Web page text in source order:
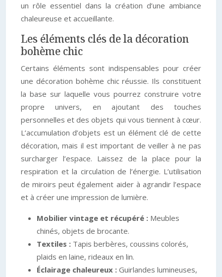
un rôle essentiel dans la création d’une ambiance
chaleureuse et accueillante.
Les éléments clés de la décoration
bohème chic
Certains éléments sont indispensables pour créer
une décoration bohème chic réussie. Ils constituent
la base sur laquelle vous pourrez construire votre
propre univers, en ajoutant des touches
personnelles et des objets qui vous tiennent à cœur.
L’accumulation d’objets est un élément clé de cette
décoration, mais il est important de veiller à ne pas
surcharger l’espace. Laissez de la place pour la
respiration et la circulation de l’énergie. L’utilisation
de miroirs peut également aider à agrandir l’espace
et à créer une impression de lumière.
Mobilier vintage et récupéré : Meubles
chinés, objets de brocante.
Textiles : Tapis berbères, coussins colorés,
plaids en laine, rideaux en lin.
Éclairage chaleureux : Guirlandes lumineuses,